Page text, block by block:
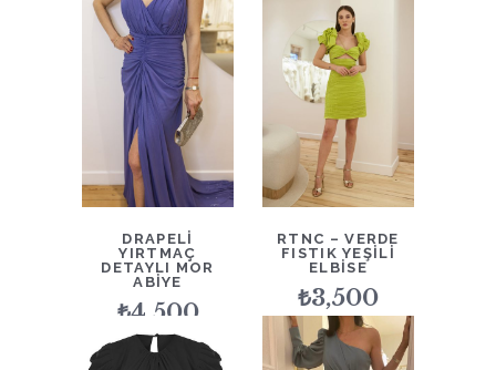
DRAPELI
YIRTMAÇ
DETAYLI MOR
ABIYE
₺4,500
RTNC – VERDE
FISTIK YEŞILI
ELBISE
₺3,500